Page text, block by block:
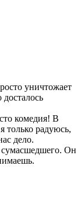
уничтожает
комедия! В
только радуюсь,
дело.
Он